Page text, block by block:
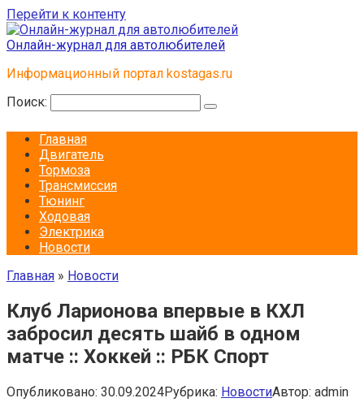
Перейти к контенту
Онлайн-журнал для автолюбителей
Информационный портал kostagas.ru
Поиск:
Главная
Двигатель
Тормоза
Трансмиссия
Тюнинг
Ходовая
Электрика
Новости
Главная » Новости
Клуб Ларионова впервые в КХЛ
забросил десять шайб в одном
матче :: Хоккей :: РБК Спорт
Опубликовано: 30.09.2024Рубрика: НовостиАвтор: admin